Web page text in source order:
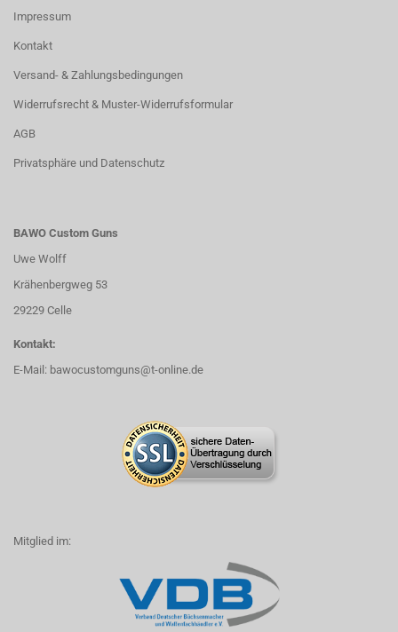
Impressum
Kontakt
Versand- & Zahlungsbedingungen
Widerrufsrecht & Muster-Widerrufsformular
AGB
Privatsphäre und Datenschutz
BAWO Custom Guns
Uwe Wolff
Krähenbergweg 53
29229 Celle
Kontakt:
E-Mail: bawocustomguns@t-online.de
Mitglied im: